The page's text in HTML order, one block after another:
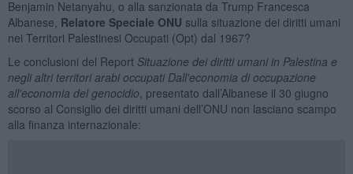
Benjamin Netanyahu, o alla sanzionata da Trump Francesca
Albanese, Relatore Speciale ONU sulla situazione dei diritti umani
nei Territori Palestinesi Occupati (Opt) dal 1967?
Le conclusioni del Report Situazione dei diritti umani in Palestina e
negli altri territori arabi occupati Dall'economia di occupazione
all'economia del genocidio , presentato dall’Albanese il 30 giugno
scorso al Consiglio dei diritti umani dell’ONU non lasciano scampo
alla finanza internazionale: